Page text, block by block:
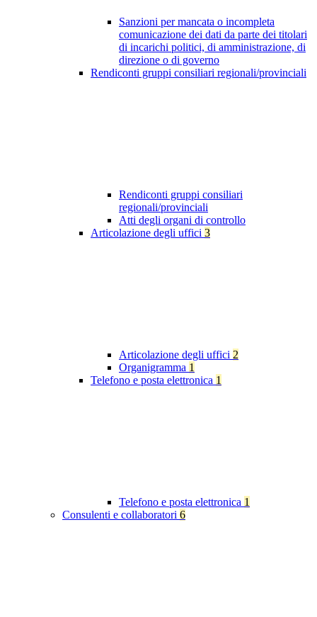
Sanzioni per mancata o incompleta
comunicazione dei dati da parte dei titolari
di incarichi politici, di amministrazione, di
direzione o di governo
Rendiconti gruppi consiliari regionali/provinciali
Rendiconti gruppi consiliari
regionali/provinciali
Atti degli organi di controllo
Articolazione degli uffici 3
Articolazione degli uffici 2
Organigramma 1
Telefono e posta elettronica 1
Telefono e posta elettronica 1
Consulenti e collaboratori 6